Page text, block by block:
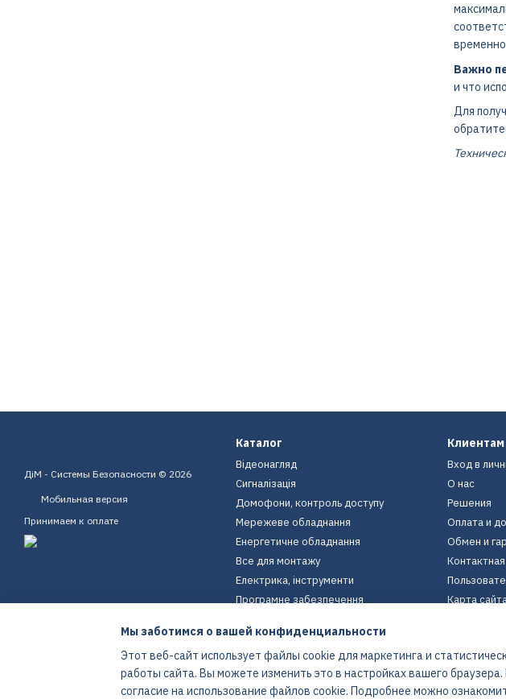
Важно
и что
Для
ДіМ - Системы Безопасности © 2026
Мобильная версия
Принимаем к оплате
Интернет-магазин создан с Хорошоп
Каталог
Відеонагляд
Сигналізація
Домофони, контроль доступу
Мережеве обладнання
Енергетичне обладнання
Все для монтажу
Електрика, інструменти
Програмне забезпечення
Екіпірування
Енергетичне обладнання
Клиентам
Вход в
О нас
Решения
Оплата и
Обмен и
Карта
Мы заботимся о вашей конфиденциальности
Этот веб-сайт использует файлы cookie для маркетинга и
работы сайта. Вы можете изменить это в настройках вашего
согласие на использование файлов cookie. Подробнее можно